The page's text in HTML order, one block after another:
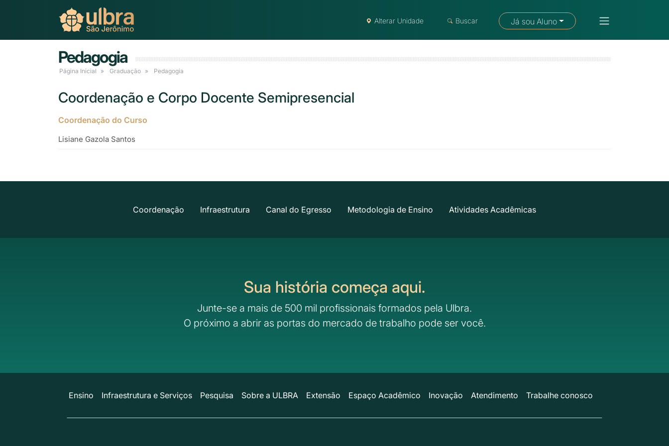
Fale com um consultor
Alterar Unidade Buscar Já sou Aluno
Pedagogia
Página Inicial Graduação Pedagogia
Coordenação e Corpo Docente Semipresencial
Coordenação do Curso
Lisiane Gazola Santos
Coordenação Infraestrutura Canal do Egresso Metodologia de Ensino Atividades Acadêmicas
Sua história começa aqui.
Junte-se a mais de 500 mil profissionais formados pela Ulbra.
O próximo a abrir as portas do mercado de trabalho pode ser você.
Ensino Infraestrutura e Serviços Pesquisa Sobre a ULBRA Extensão Espaço Acadêmico Inovação Atendimento Trabalhe conosco